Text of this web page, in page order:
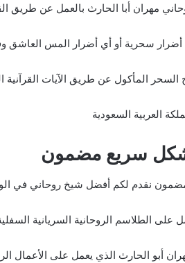
مهران أبا الحارث بالعمل عن طريق
أضرار سحرية أو أي أضرار المس
السحر المأكول عن طريق الآيات
العربية السعودية
سريع مضمون
نقدم لكم أفضل شيخ روحاني في
الطلاسم الروحانية السريانية
أبو الحارث الذي يعمل على الأعمال